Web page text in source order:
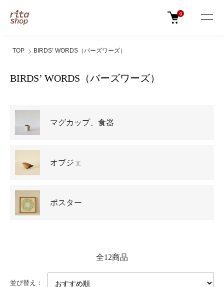
0
TOP BIRDS’ WORDS（バーズワーズ）
BIRDS’ WORDS（バーズワーズ）
マグカップ、食器
オブジェ
ポスター
全12商品
並び替え：